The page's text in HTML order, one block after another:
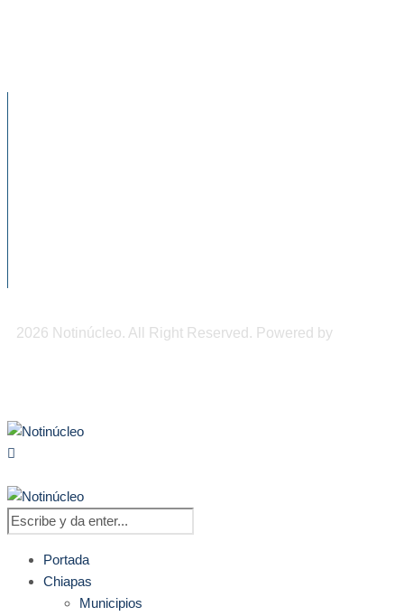
2026 Notinúcleo. All Right Reserved. Powered by
Portada
Chiapas
Municipios